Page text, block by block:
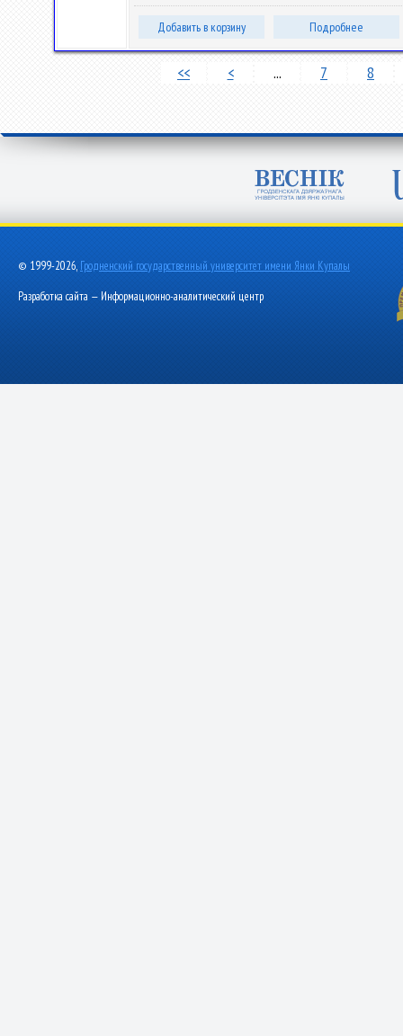
Добавить в корзину Подробнее
<< < ... 7 8
© 1999-2026, Гродненский государственный университет имени Янки Купалы
Разработка сайта — Информационно-аналитический центр